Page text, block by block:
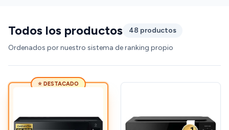
Todos los productos
48 productos
Ordenados por nuestro sistema de ranking propio
⭐ DESTACADO